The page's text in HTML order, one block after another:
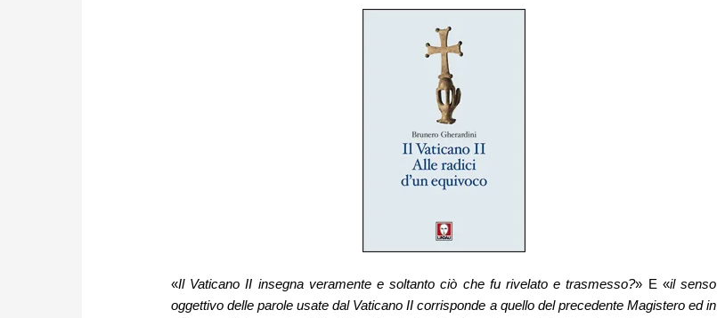
«Il Vaticano II insegna veramente e soltanto ciò che fu rivelato e trasmesso?» E «il senso
oggettivo delle parole usate dal Vaticano II corrisponde a quello del precedente Magistero ed in